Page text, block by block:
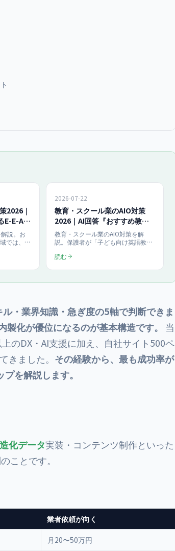
2026｜
E-E-A-
説。お
では、AI
用される
当社の
2026-07-22
教育・スクール業のAIO対策
2026｜AI回答『おすすめ教
室』に選ばれる情報設計
教育・スクール業のAIO対策を解
説。保護者が「子ども向け英語教室
に質問する時代に、AI回答へ自教室
ールの書き方から、当社のAIO診断
読む
・業界知識・急ぎ度の5軸で判断できま
化が優位になるのが基本構造です。
当
のDX・AI支援に加え、自社サイト500ペ
きました。 その経験から、最も成功率が
を解説します。
化データ実装・コンテンツ制作といった
ことです。
業者依頼が向く
月20〜50万円